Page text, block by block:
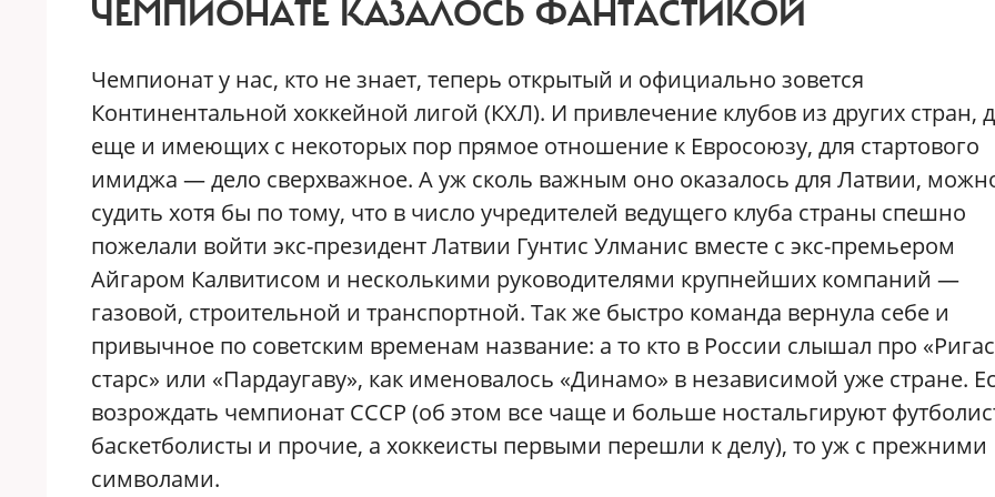
ЧЕМПИОНАТЕ КАЗАЛОСЬ ФАНТАСТИКОЙ
Чемпионат у нас, кто не знает, теперь открытый и официально зовется
Континентальной хоккейной лигой (КХЛ). И привлечение клубов из других стран,
еще и имеющих с некоторых пор прямое отношение к Евросоюзу, для стартового
имиджа — дело сверхважное. А уж сколь важным оно оказалось для Латвии,
судить хотя бы по тому, что в число учредителей ведущего клуба страны спешно
пожелали войти экс-президент Латвии Гунтис Улманис вместе с экс-премьером
Айгаром Калвитисом и несколькими руководителями крупнейших компаний —
газовой, строительной и транспортной. Так же быстро команда вернула себе и
привычное по советским временам название: а то кто в России слышал про «Ригас
старс» или «Пардаугаву», как именовалось «Динамо» в независимой уже стране.
возрождать чемпионат СССР (об этом все чаще и больше ностальгируют
баскетболисты и прочие, а хоккеисты первыми перешли к делу), то уж с прежними
символами.